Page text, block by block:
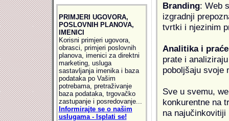
PRIMJERI UGOVORA,
POSLOVNIH PLANOVA,
IMENICI
Korisni primjeri ugovora,
obrasci, primjeri poslovnih
planova, imenici za direktni
marketing, usluga
sastavljanja imenika i baza
podataka po Vašim
potrebama, pretraživanje
baza podataka, trgovačko
zastupanje i posredovanje...
Informirajte se o našim
uslugama - Isplati se!
Branding: Web
izgradnji
tvrtki i njezinim
Analitika i
prate i
poboljšaju svoje
Sve u svemu,
konkurentne na
na najučinkovitiji